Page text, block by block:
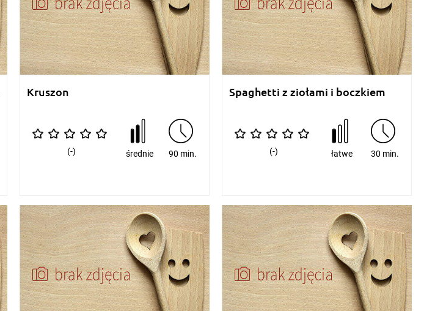
Kruszon
(-) średnie 90 min.
Spaghetti z ziołami i boczkiem
(-) łatwe 30 min.